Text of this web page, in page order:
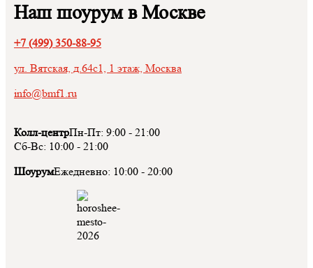
Наш шоурум в Москве
+7 (499) 350-88-95
ул. Вятская, д.64с1, 1 этаж, Москва
info@bmf1.ru
Колл-центрПн-Пт: 9:00 - 21:00
Сб-Вс: 10:00 - 21:00
ШоурумЕжедневно: 10:00 - 20:00